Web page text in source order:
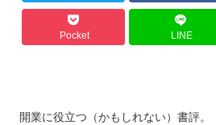
Pocket LINE
開業に役立つ（かもしれない）書評。